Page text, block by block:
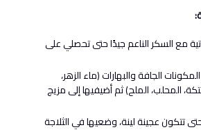
مع السكر الناعم جيدًا حتى تحصلي على
الجافة والبهارات (ماء الزهر،
المحلب، الملح) ثم أضيفيها إلى مزيج
تتكون عجينة لينة، وضعيها في الثلاجة